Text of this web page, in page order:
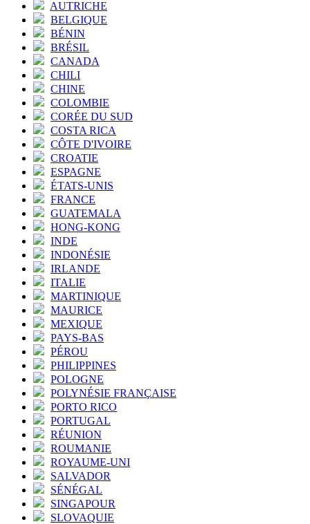
AUTRICHE
BELGIQUE
BÉNIN
BRÉSIL
CANADA
CHILI
CHINE
COLOMBIE
CORÉE DU SUD
COSTA RICA
CÔTE D'IVOIRE
CROATIE
ESPAGNE
ÉTATS-UNIS
FRANCE
GUATEMALA
HONG-KONG
INDE
INDONÉSIE
IRLANDE
ITALIE
MARTINIQUE
MAURICE
MEXIQUE
PAYS-BAS
PÉROU
PHILIPPINES
POLOGNE
POLYNÉSIE FRANÇAISE
PORTO RICO
PORTUGAL
RÉUNION
ROUMANIE
ROYAUME-UNI
SALVADOR
SÉNÉGAL
SINGAPOUR
SLOVAQUIE